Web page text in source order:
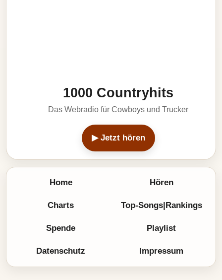
1000 Countryhits
Das Webradio für Cowboys und Trucker
▶ Jetzt hören
Home Hören
Charts Top-Songs|Rankings
Spende Playlist
Datenschutz Impressum